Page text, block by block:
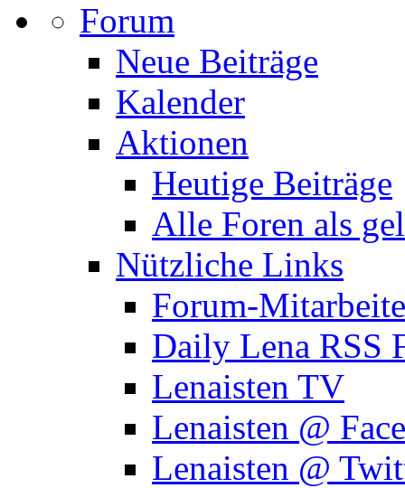
Forum
Neue Beiträge
Kalender
Aktionen
Heutige Beiträge
Alle Foren als
Nützliche Links
Forum-
Daily Lena RSS
Lenaisten TV
Lenaisten @
Lenaisten @